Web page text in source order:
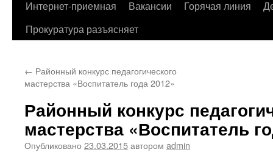
Интернет-приемная
Вакансии Горячая линия
Прокуратура разъясняет
← Районный конкурс педагогического
мастерства «Воспитатель года 2012»
Районный конкурс
мастерства «Воспитатель
Опубликовано 23.03.2015автором admin